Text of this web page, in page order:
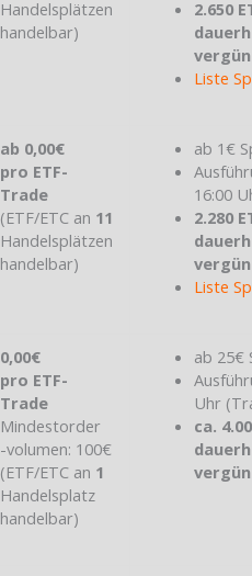
Handelsplätzen
handelbar)
2.650
Liste
ab 0,00€
pro ETF-
Trade
(ETF/ETC an 11
Handelsplätzen
handelbar)
ab 1€
16:00
2.280
Liste
0,00€
pro ETF-
Trade
Mindestorder
-volumen: 100€
(ETF/ETC an 1
Handelsplatz
handelbar)
ab 25€
Uhr
ca.